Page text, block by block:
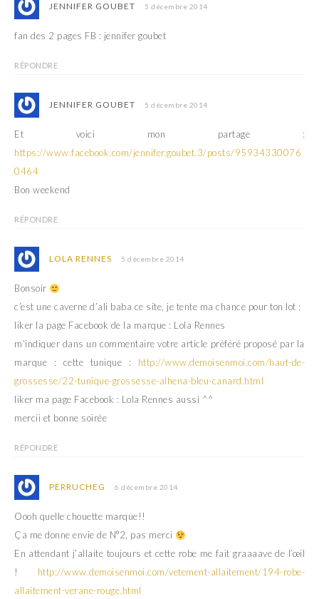
JENNIFER GOUBET 5 décembre 2014
fan des 2 pages FB : jennifer goubet
RÉPONDRE
JENNIFER GOUBET 5 décembre 2014
Et voici mon partage :
https://www.facebook.com/jennifer.goubet.3/posts/95934330076
0464
Bon weekend
RÉPONDRE
LOLA RENNES 5 décembre 2014
Bonsoir
c’est une caverne d’ali baba ce site, je tente ma chance pour ton lot :
liker la page Facebook de la marque : Lola Rennes
m’indiquer dans un commentaire votre article préféré proposé par la
marque : cette tunique : http://www.demoisenmoi.com/haut-de-
grossesse/22-tunique-grossesse-alhena-bleu-canard.html
liker ma page Facebook : Lola Rennes aussi ^^
mercii et bonne soirée
RÉPONDRE
PERRUCHEG 6 décembre 2014
Oooh quelle chouette marque!!
Ça me donne envie de N°2, pas merci
En attendant j’allaite toujours et cette robe me fait graaaave de l’œil
! http://www.demoisenmoi.com/vetement-allaitement/194-robe-
allaitement-verane-rouge.html